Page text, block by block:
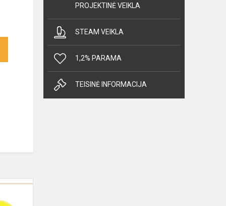
PROJEKTINĖ VEIKLA
STEAM VEIKLA
1,2% PARAMA
TEISINĖ INFORMACIJA